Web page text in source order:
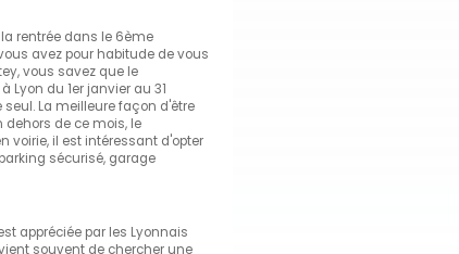
rentrée dans le 6ème
avez pour habitude de vous
vous savez que le
du 1er janvier au 31
La meilleure façon d'être
dehors de ce mois, le
voirie, il est intéressant d'opter
sécurisé, garage
appréciée par les Lyonnais
souvent de chercher une